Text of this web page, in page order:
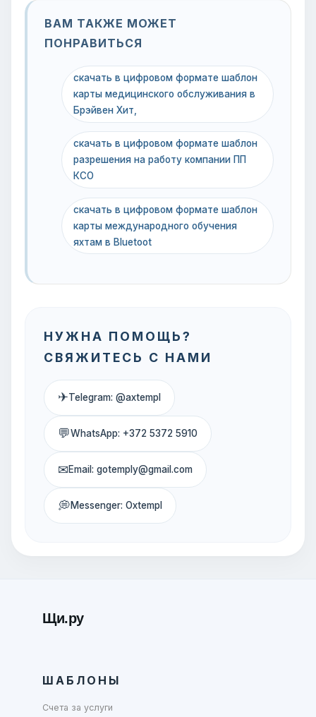
ВАМ ТАКЖЕ МОЖЕТ
ПОНРАВИТЬСЯ
скачать в цифровом формате шаблон
карты медицинского обслуживания в
Брэйвен Хит,
скачать в цифровом формате шаблон
разрешения на работу компании ПП
КСО
скачать в цифровом формате шаблон
карты международного обучения
яхтам в Bluetoot
НУЖНА ПОМОЩЬ?
СВЯЖИТЕСЬ С НАМИ
✈Telegram: @axtempl
💬WhatsApp: +372 5372 5910
✉Email: gotemply@gmail.com
💭Messenger: Oxtempl
Щи.ру
ШАБЛОНЫ
Счета за услуги